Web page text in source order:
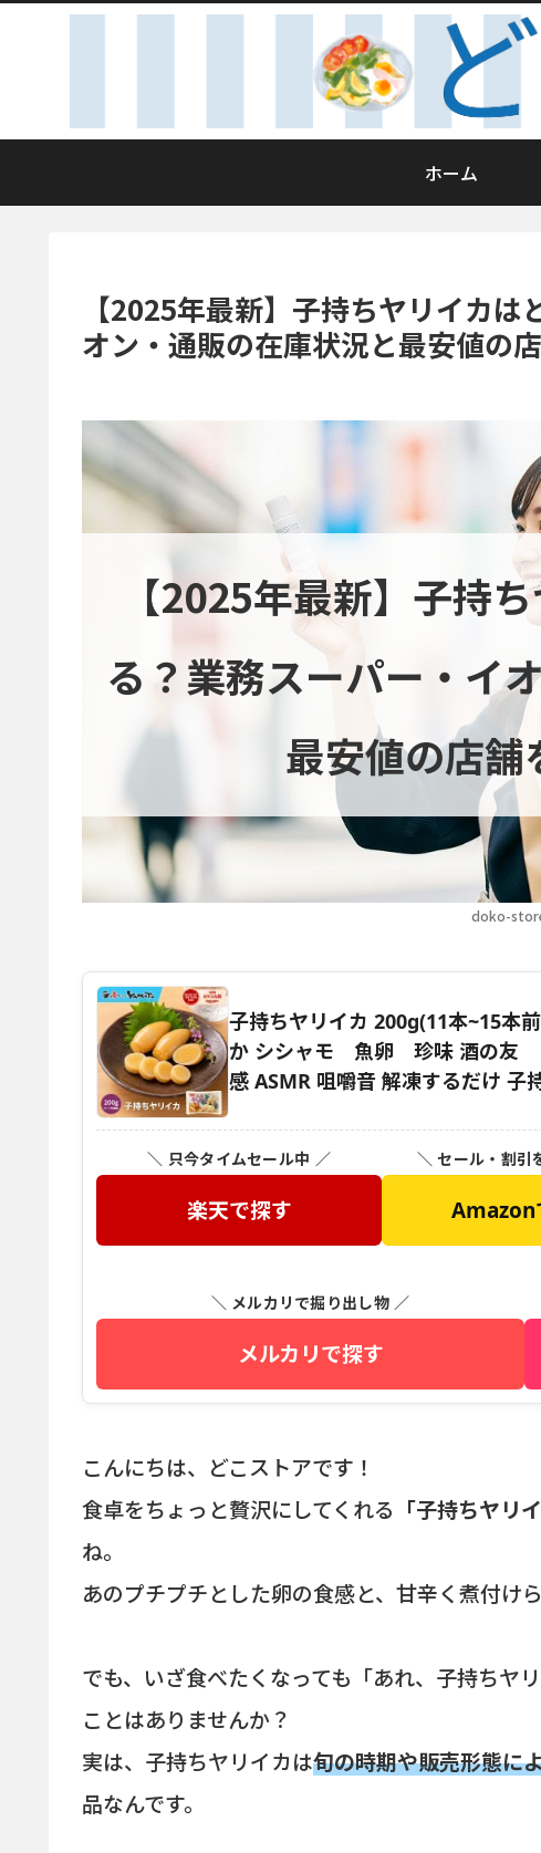
ホーム
【2025年最新】子持ちヤリイカ
オン・通販の在庫状況と最安値の
doko-
【2025年最新】子持
る？業務スーパー・イ
最安値の店舗
子持ちヤリイカ 200g(11本~15
か シシャモ 魚卵 珍味 酒の友
感 ASMR 咀嚼音 解凍するだけ 子
＼ 只今タイムセール中 ／
楽天で探す
＼ セール・割引
Amazon
＼ メルカリで掘り出し物 ／
メルカリで探す
こんにちは、どこストアです！
食卓をちょっと贅沢にしてくれる 「子持ちヤリイ
ね。
あのプチプチとした卵の食感と、甘辛く煮付け
でも、いざ食べたくなっても「あれ、子持ちヤ
ことはありませんか？
実は、子持ちヤリイカは旬の時期や販売形態に
品なんです。